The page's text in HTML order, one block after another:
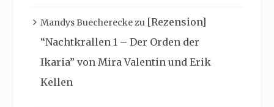
Mandys Buechereckezu [Rezension]
“Nachtkrallen 1 – Der Orden der
Ikaria” von Mira Valentin und Erik
Kellen